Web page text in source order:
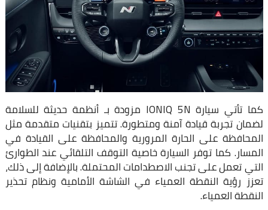
كما تأتي سيارة IONIQ 5N مزودة بـ أنظمة حديثة للسلامة
لضمان تجربة قيادة آمنة ومتطورة. تتميز بتقنيات متقدمة مثل
المحافظة على الحارة المرورية والمحافظة على القيادة في
المسار. كما توفر السيارة خاصية التوقف التلقائي عند الطوارئ
التي تعمل على تجنب الاصطدامات المحتملة. بالإضافة إلى ذلك،
تعزز رؤية النقطة العمياء في الشاشة الأمامية ونظام تحذير
النقطة العمياء.